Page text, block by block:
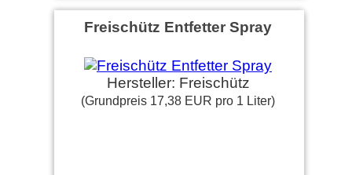
Freischütz Entfetter Spray
Hersteller: Freischütz
(Grundpreis 17,38 EUR pro 1 Liter)